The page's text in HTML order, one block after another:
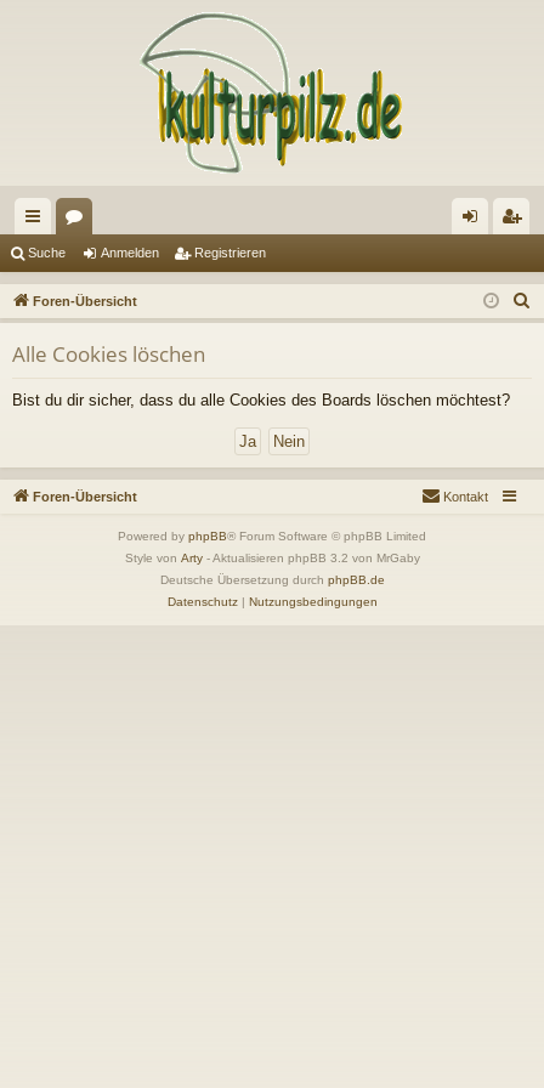
ch
ne
llz
ug
riff
en m
el
n
ist
rie
Suche Anmelden Registrieren
Foren-Übersicht
u
Alle Cookies löschen
Bist du dir sicher, dass du alle Cookies des Boards löschen möchtest?
Foren-Übersicht Kontakt
Powered by phpBB® Forum Software © phpBB Limited
Style von Arty- Aktualisieren phpBB 3.2 von MrGaby
Deutsche Übersetzung durch phpBB.de
Datenschutz| Nutzungsbedingungen